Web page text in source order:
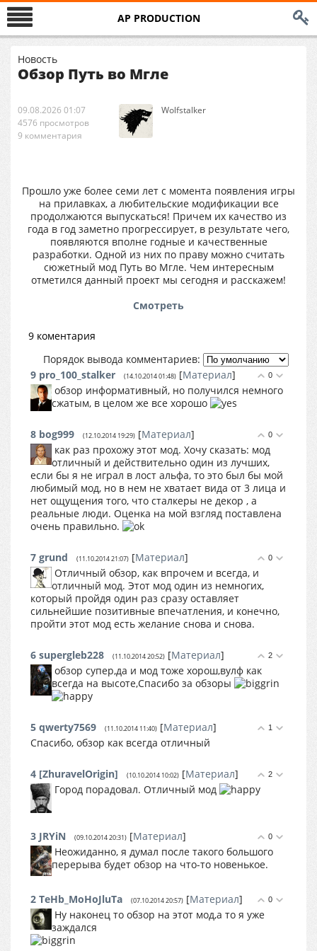
AP PRODUCTION
Новость
Обзор Путь во Мгле
09.08.2026 01:07
4576 просмотров
9 комментария
Wolfstalker
Прошло уже более семи лет с момента появления игры
на прилавках, а любительские модификации все
продолжаются выпускаться! Причем их качество из
года в год заметно прогрессирует, в результате чего,
появляются вполне годные и качественные
разработки. Одной из них по праву можно считать
сюжетный мод Путь во Мгле. Чем интересным
отметился данный проект мы сегодня и расскажем!
Смотреть
9 коментария
Порядок вывода комментариев:
0
9 pro_100_stalker (14.10.2014 01:48) [Материал]
обзор информативный, но получился немного
сжатым, в целом же все хорошо
0
8 bog999 (12.10.2014 19:29) [Материал]
как раз прохожу этот мод. Хочу сказать: мод
отличный и действительно один из лучших,
если бы я не играл в лост альфа, то это был бы мой
любимый мод, но в нем не хватает вида от 3 лица и
нет ощущения того, что сталкеры не декор , а
реальные люди. Оценка на мой взгляд поставлена
очень правильно.
0
7 grund (11.10.2014 21:07) [Материал]
Отличный обзор, как впрочем и всегда, и
отличный мод. Этот мод один из немногих,
который пройдя один раз сразу оставляет
сильнейшие позитивные впечатления, и конечно,
пройти этот мод есть желание снова и снова.
2
6 supergleb228 (11.10.2014 20:52) [Материал]
обзор супер,да и мод тоже хорош,вулф как
всегда на высоте,Спасибо за обзоры
1
5 qwerty7569 (11.10.2014 11:40) [Материал]
Спасибо, обзор как всегда отличный
2
4 [ZhuravelOrigin] (10.10.2014 10:02) [Материал]
Город порадовал. Отличный мод
0
3 JRYiN (09.10.2014 20:31) [Материал]
Неожиданно, я думал после такого большого
перерыва будет обзор на что-то новенькое.
0
2 TeHb_MoHoJluTa (07.10.2014 20:57) [Материал]
Ну наконец то обзор на этот мод,а то я уже
заждался